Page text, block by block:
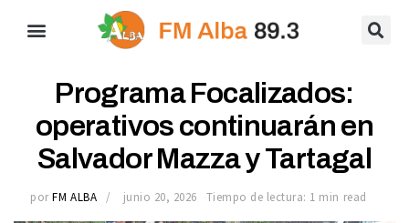
Programa Focalizados:
operativos continuarán en
Salvador Mazza y Tartagal
por FM ALBA junio 20, 2026 Tiempo de lectura: 1 min read